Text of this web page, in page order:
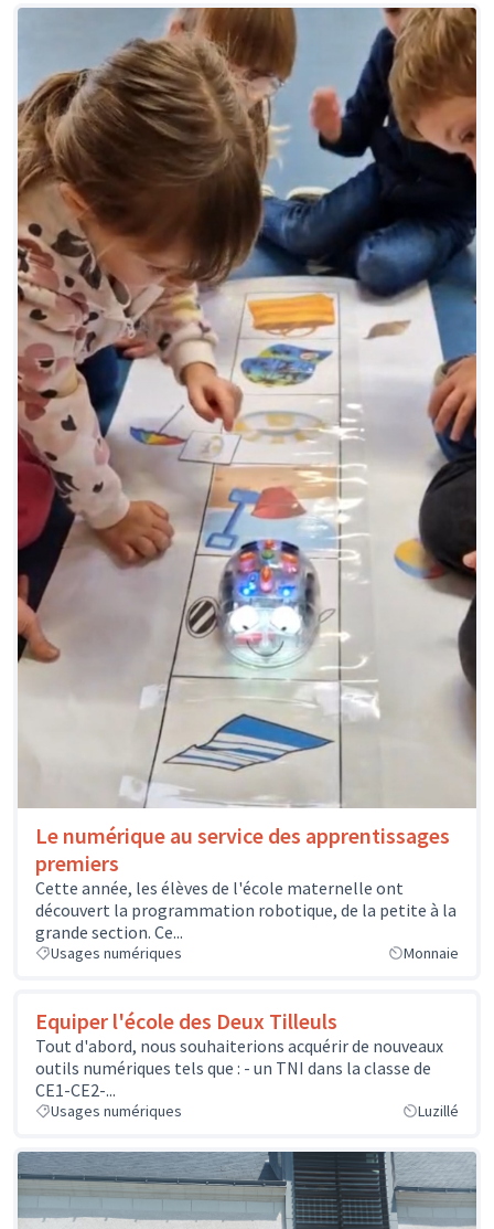
Le numérique au service des apprentissages
premiers
Cette année, les élèves de l'école maternelle ont
découvert la programmation robotique, de la petite à la
grande section. Ce...
Usages numériques Monnaie
Equiper l'école des Deux Tilleuls
Tout d'abord, nous souhaiterions acquérir de nouveaux
outils numériques tels que : - un TNI dans la classe de
CE1-CE2-...
Usages numériques Luzillé